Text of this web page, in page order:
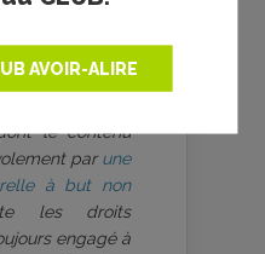
AVOIR-ALIRE
le contenu
par une
à but non
les droits
engagé à